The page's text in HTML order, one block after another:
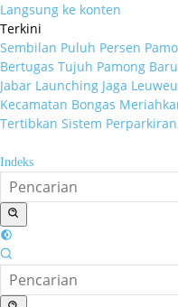
Langsung ke konten
Terkini
Sembilan Puluh Persen
Bertugas Tujuh Pamong
Jabar Launching Jaga
Kecamatan Bongas
Tertibkan Sistem
Indeks